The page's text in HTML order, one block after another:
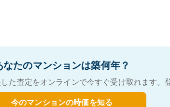
なたのマンションは築何年？
た査定をオンラインで今すぐ受け取れます。
今のマンションの時価を知る